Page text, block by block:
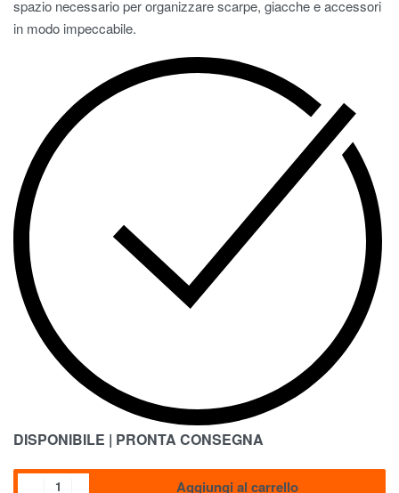
spazio necessario per organizzare scarpe, giacche e accessori
in modo impeccabile.
DISPONIBILE | PRONTA CONSEGNA
Aggiungi al carrello